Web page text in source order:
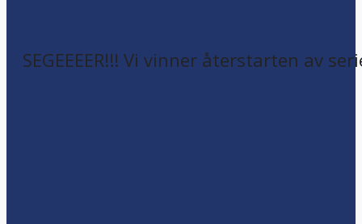
SEGEEEER!!! Vi vinner återstarten av